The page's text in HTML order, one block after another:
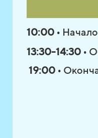
10:00 •
13:30-14:30 •
19:00 •